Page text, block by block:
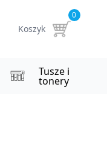
Koszyk
0
Tusze i
tonery